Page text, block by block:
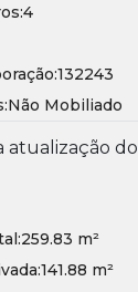
4
132243
Não Mobiliado
atualização do
259.83 m²
141.88 m²